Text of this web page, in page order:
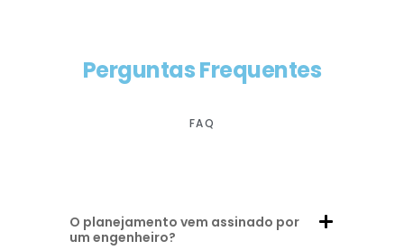
Perguntas Frequentes
FAQ
O planejamento vem assinado por
um engenheiro?